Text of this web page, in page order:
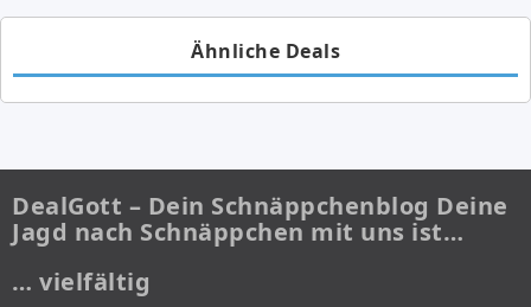
Ähnliche Deals
DealGott – Dein Schnäppchenblog Deine
Jagd nach Schnäppchen mit uns ist…
… vielfältig